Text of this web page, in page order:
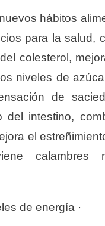
hábitos
para la salud,
colesterol,
niveles de
de
del intestino,
el
calambres
de energía ·